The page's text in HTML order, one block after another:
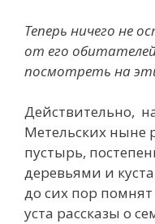
Теперь ничего не
от его
посмотреть на
Действительно,
Метельских ныне
пустырь,
деревьями и
до сих пор
уста рассказы о